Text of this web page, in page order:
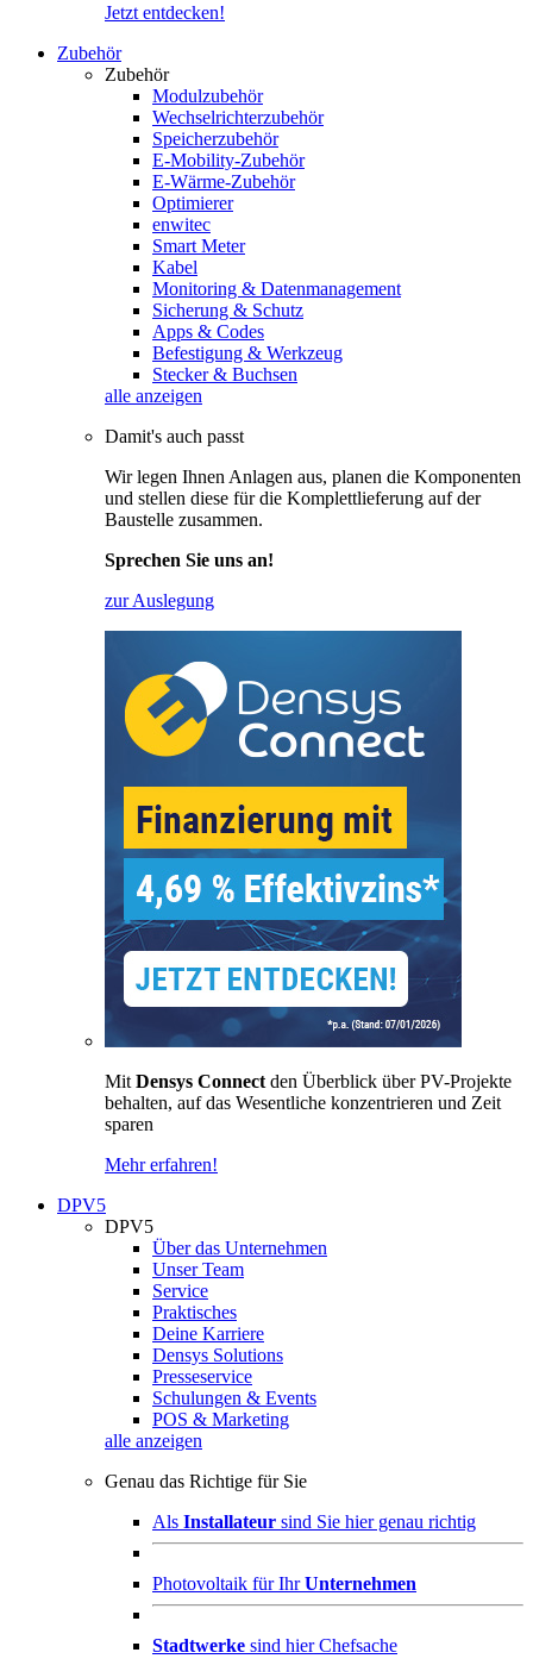
Jetzt entdecken!
Zubehör
Zubehör
Modulzubehör
Wechselrichterzubehör
Speicherzubehör
E-Mobility-Zubehör
E-Wärme-Zubehör
Optimierer
enwitec
Smart Meter
Kabel
Monitoring & Datenmanagement
Sicherung & Schutz
Apps & Codes
Befestigung & Werkzeug
Stecker & Buchsen
alle anzeigen
Damit's auch passt
Wir legen Ihnen Anlagen aus, planen die Komponenten
und stellen diese für die Komplettlieferung auf der
Baustelle zusammen.
Sprechen Sie uns an!
zur Auslegung
Mit Densys Connect den Überblick über PV-Projekte
behalten, auf das Wesentliche konzentrieren und Zeit
sparen
Mehr erfahren!
DPV5
DPV5
Über das Unternehmen
Unser Team
Service
Praktisches
Deine Karriere
Densys Solutions
Presseservice
Schulungen & Events
POS & Marketing
alle anzeigen
Genau das Richtige für Sie
Als Installateur sind Sie hier genau richtig
Photovoltaik für IhrUnternehmen
Stadtwerke sind hier Chefsache